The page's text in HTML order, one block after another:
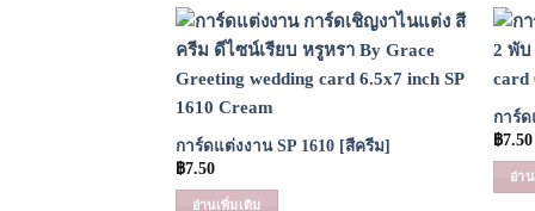
Add to
Wishlist
การ์ดแต่งงาน SP 1610 [สีครีม]
฿7.50
อ่านเพิ่มเติม
การ์ด
฿7.50
อ่า